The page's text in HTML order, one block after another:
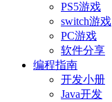
PS5游戏
switch游戏
PC游戏
软件分享
编程指南
开发小册
Java开发